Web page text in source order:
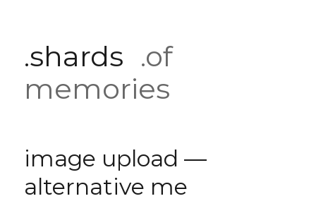
.shards .of
memories
image upload —
alternative me